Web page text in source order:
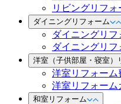
リビングリフォ
ダイニングリフォーム
ダイニングリ
ダイニングリフ
洋室（子供部屋・寝室）
洋室リフォーム
洋室リフォーム
和室リフォーム